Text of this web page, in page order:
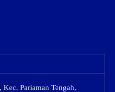
Pariaman Tengah,